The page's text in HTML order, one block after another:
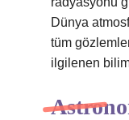
Dünya
tüm
ilgilenen bilim